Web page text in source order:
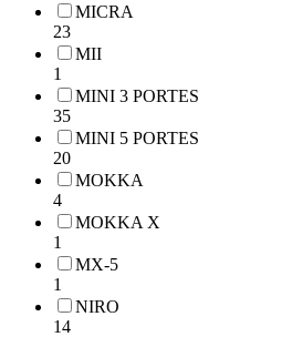
MICRA
23
MII
1
MINI 3 PORTES
35
MINI 5 PORTES
20
MOKKA
4
MOKKA X
1
MX-5
1
NIRO
14